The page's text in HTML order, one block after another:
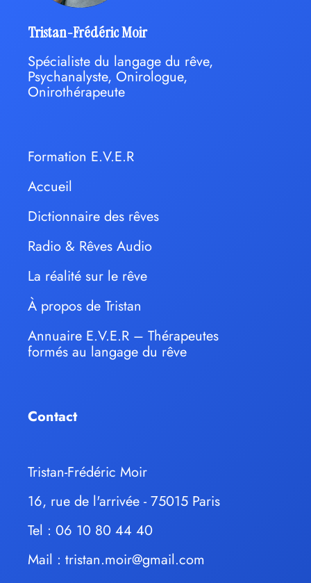
Tristan-Frédéric Moir
Spécialiste du langage du rêve,
Psychanalyste, Onirologue,
Onirothérapeute
Formation E.V.E.R
Accueil
Dictionnaire des rêves
Radio & Rêves Audio
La réalité sur le rêve
À propos de Tristan
Annuaire E.V.E.R – Thérapeutes
formés au langage du rêve
Contact
Tristan-Frédéric Moir
16, rue de l'arrivée - 75015 Paris
Tel : 06 10 80 44 40
Mail : tristan.moir@gmail.com